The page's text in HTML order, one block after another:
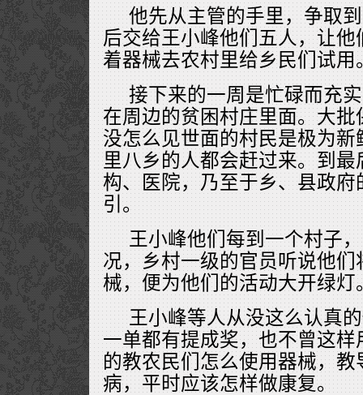
他先从主管的手里，争取
后交给王小峰他们五人，让
着器械去农村里给乡民们试用
接下来的一周是忙碌而充
在周边的贫困村庄里面。大
没怎么见世面的村民是极为
里八乡的人都会赶过来。到
构、医院，乃至于乡、县政
引。
王小峰他们每到一个村子
况，乡村一级的官员听说他
械，便为他们的活动大开绿灯
王小峰等人从没这么认真
一单都有提成奖，也不曾这
的教农民们怎么使用器械，
病，平时应该怎样做康复。